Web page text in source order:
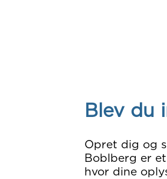
Blev du
Opret dig og
Boblberg er
hvor dine